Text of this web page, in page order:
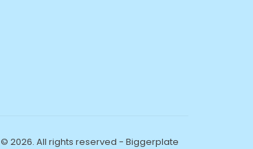
© 2026. All rights reserved - Biggerplate